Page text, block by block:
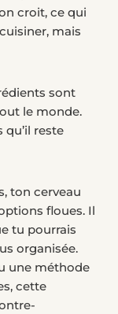
croit, ce qui
mais
sont
le monde.
reste
ton cerveau
floues. Il
tu pourrais
organisée.
une méthode
cette